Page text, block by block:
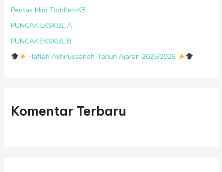
Pentas Mini Toddler–KB
PUNCAK EKSKUL A
PUNCAK EKSKUL B
Haflah Akhirussanah Tahun Ajaran 2025/2026
Komentar Terbaru